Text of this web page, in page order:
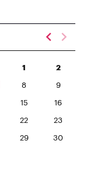
1 2
8 9
15 16
22 23
29 30